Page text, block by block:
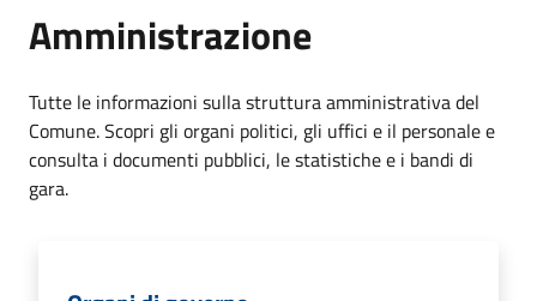
Amministrazione
Tutte le informazioni sulla struttura amministrativa del
Comune. Scopri gli organi politici, gli uffici e il personale e
consulta i documenti pubblici, le statistiche e i bandi di
gara.